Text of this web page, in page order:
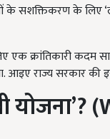
सशक्तिकरण के लिए
एक क्रांतिकारी
राज्य सरकार की
योजना’?(